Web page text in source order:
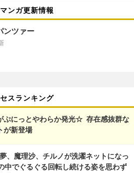
ンガ更新情報
ンツァー
スランキング
ぷにっとやわらか発光☆ 存在感抜群な
が新登場
、魔理沙、チルノが洗濯ネットになっ
中でぐるぐる回転し続ける姿を思わず